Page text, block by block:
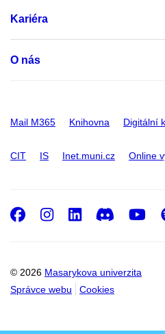
Kariéra
O nás
Mail M365 Knihovna Digitální
CIT IS Inet.muni.cz Online
© 2026 Masarykova univerzita
Správce webu
Cookies
Facebook
Instagram
LinkedIn